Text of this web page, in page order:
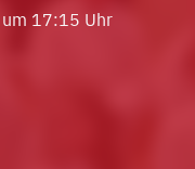
17:15 Uhr